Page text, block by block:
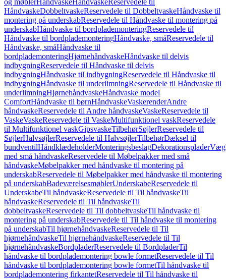
og møblerHåndvaskeHåndvaskeReservedele til
HåndvaskeDobbeltvaskeReservedele til DobbeltvaskeHåndvaske til
montering på underskabReservedele til Håndvaske til montering på
underskabHåndvaske til bordplademonteringReservedele til
Håndvaske til bordplademonteringHåndvaske, småReservedele til
Håndvaske, småHåndvaske til
bordplademonteringHjørnehåndvaskeHåndvaske til delvis
indbygningReservedele til Håndvaske til delvis
indbygningHåndvaske til indbygningReservedele til Håndvaske til
indbygningHåndvaske til underlimningReservedele til Håndvaske til
underlimningHjørnehåndvaskeHåndvaske model
ComfortHåndvaske til børnHåndvaskeVaskerenderAndre
håndvaskeReservedele til Andre håndvaskeVaskeReservedele til
VaskeVaskeReservedele til VaskeMultifunktionel vaskReservedele
til Multifunktionel vaskGipsvaskeTilbehørSøjlerReservedele til
SøjlerHalvsøjlerReservedele til HalvsøjlerTilbehørDæksel til
bundventilHåndklædeholderMonteringsbeslagDekorationsplader
med små håndvaskeReservedele til Møbelpakker med små
håndvaskeMøbelpakker med håndvaske til montering på
underskabReservedele til Møbelpakker med håndvaske til montering
på underskabBadeværelsesmøblerUnderskabeReservedele til
UnderskabeTil håndvaskeReservedele til Til håndvaskeTil
håndvaskeReservedele til Til håndvaskeTil
dobbeltvaskeReservedele til Til dobbeltvaskeTil håndvaske til
montering på underskabReservedele til Til håndvaske til montering
på underskabTil hjørnehåndvaskeReservedele til Til
hjørnehåndvaskeTil hjørnehåndvaskeReservedele til Til
hjørnehåndvaskeBordpladerReservedele til BordpladerTil
håndvaske til bordplademontering bowle formetReservedele til Til
håndvaske til bordplademontering bowle formetTil håndvaske til
bordplademontering firkantetReservedele til Til håndvaske til